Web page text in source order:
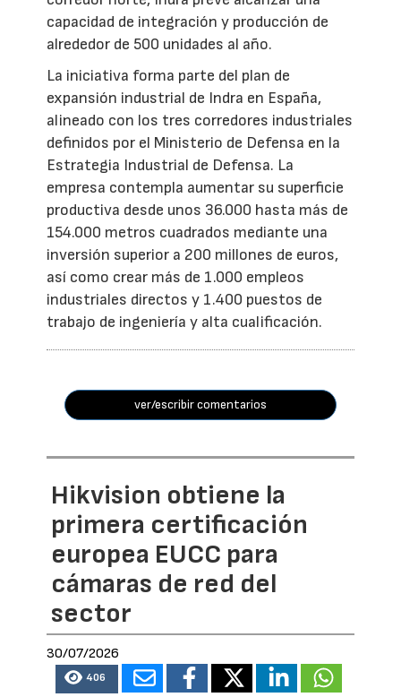
capacidad de integración y producción de
alrededor de 500 unidades al año.
La iniciativa forma parte del plan de
expansión industrial de Indra en España,
alineado con los tres corredores industriales
definidos por el Ministerio de Defensa en la
Estrategia Industrial de Defensa. La
empresa contempla aumentar su superficie
productiva desde unos 36.000 hasta más de
154.000 metros cuadrados mediante una
inversión superior a 200 millones de euros,
así como crear más de 1.000 empleos
industriales directos y 1.400 puestos de
trabajo de ingeniería y alta cualificación.
ver/escribir comentarios
Hikvision obtiene la
primera certificación
europea EUCC para
cámaras de red del
sector
30/07/2026
406